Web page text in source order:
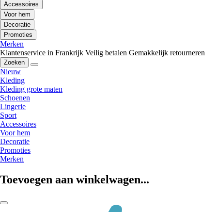
Accessoires
Voor hem
Decoratie
Promoties
Merken
Klantenservice in Frankrijk Veilig betalen Gemakkelijk retourneren
Zoeken
Nieuw
Kleding
Kleding grote maten
Schoenen
Lingerie
Sport
Accessoires
Voor hem
Decoratie
Promoties
Merken
Toevoegen aan winkelwagen...